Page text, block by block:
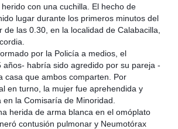
con una cuchilla. El hecho de
lugar durante los primeros minutos del
de las 0.30, en la localidad de Calabacilla,
por la Policía a medios, el
años- habría sido agredido por su pareja -
casa que ambos comparten. Por
en turno, la mujer fue aprehendida y
la Comisaría de Minoridad.
herida de arma blanca en el omóplato
contusión pulmonar y Neumotórax